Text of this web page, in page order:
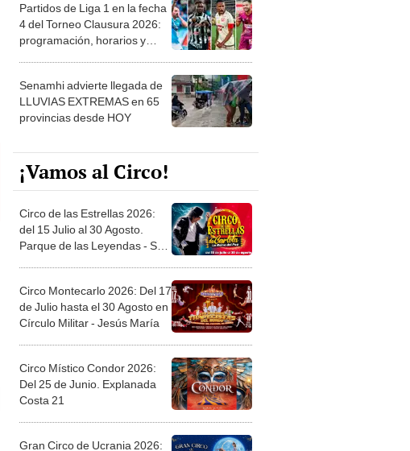
Partidos de Liga 1 en la fecha
4 del Torneo Clausura 2026:
programación, horarios y
Senamhi advierte llegada de
LLUVIAS EXTREMAS en 65
provincias desde HOY
¡Vamos al Circo!
Circo de las Estrellas 2026:
del 15 Julio al 30 Agosto.
Parque de las Leyendas - San
Circo Montecarlo 2026: Del 17
de Julio hasta el 30 Agosto en
Círculo Militar - Jesús María
Circo Místico Condor 2026:
Del 25 de Junio. Explanada
Costa 21
Gran Circo de Ucrania 2026: